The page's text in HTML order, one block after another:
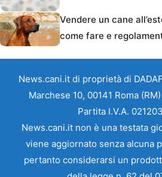
Vendere un cane
come fare e
News.cani.it di proprietà di
Marchese 10, 00141 Roma
Partita I.V.A.
News.cani.it non è una testata
viene aggiornato senza alcuna
pertanto considerarsi un